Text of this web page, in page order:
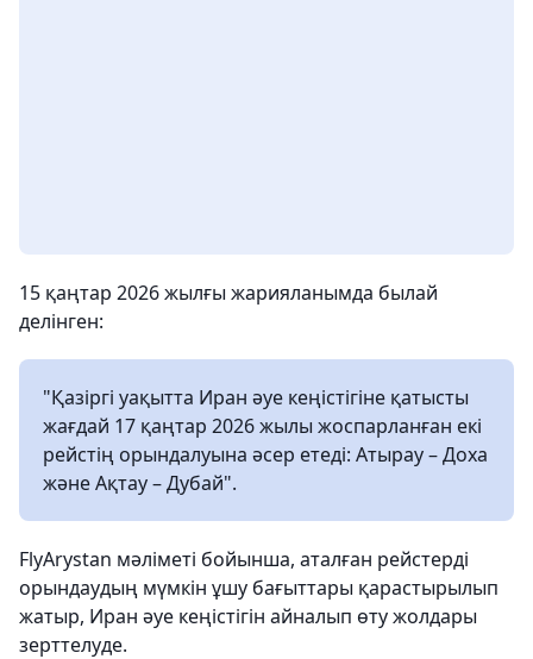
15 қаңтар 2026 жылғы жарияланымда былай
делінген:
"Қазіргі уақытта Иран әуе кеңістігіне қатысты
жағдай 17 қаңтар 2026 жылы жоспарланған екі
рейстің орындалуына әсер етеді: Атырау – Доха
және Ақтау – Дубай".
FlyArystan мәліметі бойынша, аталған рейстерді
орындаудың мүмкін ұшу бағыттары қарастырылып
жатыр, Иран әуе кеңістігін айналып өту жолдары
зерттелуде.